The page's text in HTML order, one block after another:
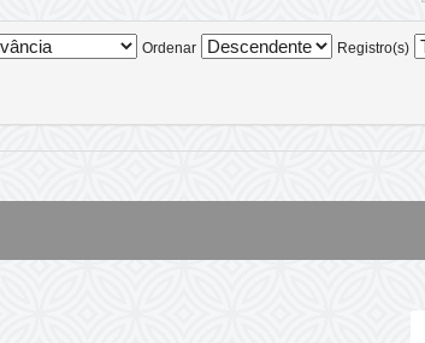
Ordenar Registro(s)